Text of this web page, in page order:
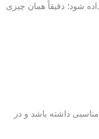
شود؛ دقیقاً همان چیزی
داشته باشد و در